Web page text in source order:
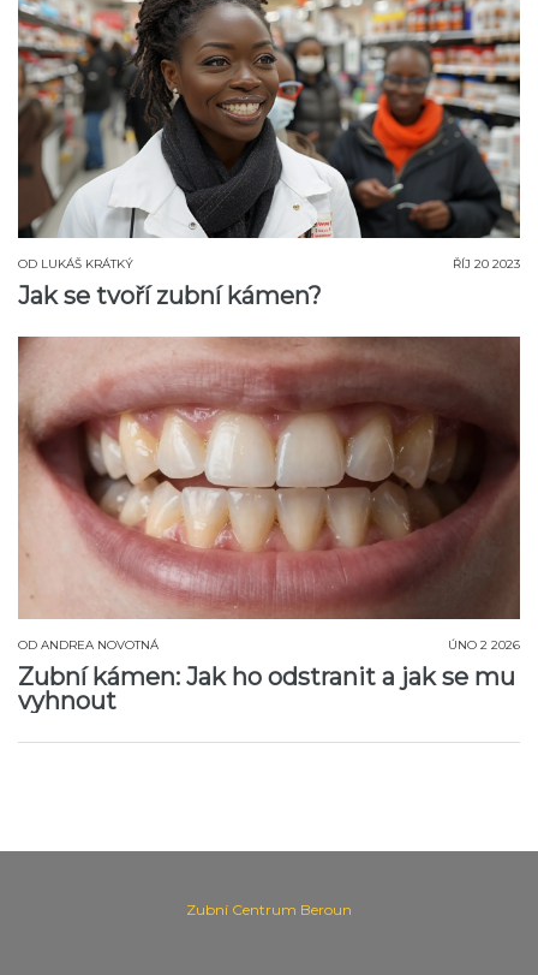
OD LUKÁŠ KRÁTKÝ ŘÍJ 20 2023
Jak se tvoří zubní kámen?
OD ANDREA NOVOTNÁ ÚNO 2 2026
Zubní kámen: Jak ho odstranit a jak se mu
vyhnout
Zubní Centrum Beroun